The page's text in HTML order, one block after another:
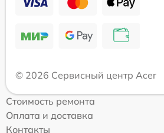
© 2026 Сервисный центр Acer
Стоимость ремонта
Оплата и доставка
Контакты